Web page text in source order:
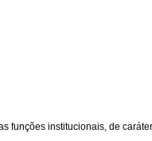
institucionais, de